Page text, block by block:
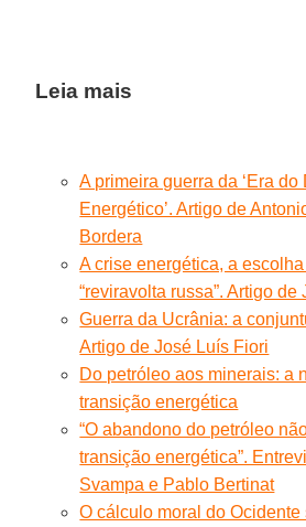
Leia mais
A primeira guerra da ‘Era do
Energético’. Artigo de
Bordera
A crise energética, a
“reviravolta russa”. Artigo
Guerra da Ucrânia: a
Artigo de José Luís Fiori
Do petróleo aos minerais: a
transição energética
“O abandono do petróleo
transição energética”.
Svampa e Pablo Bertinat
O cálculo moral do Ocidente